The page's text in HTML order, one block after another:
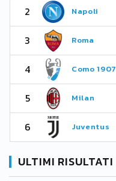
2 Napoli
3 Roma
4 Como 1907
5 Milan
6 Juventus
ULTIMI RISULTATI